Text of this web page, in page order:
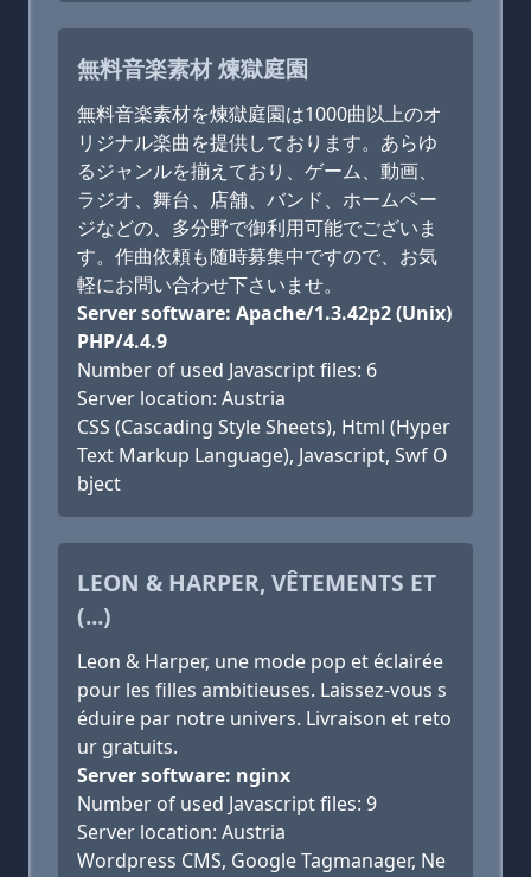
無料音楽素材 煉獄庭園
無料音楽素材を煉獄庭園は1000曲以上のオ
リジナル楽曲を提供しております。あらゆ
るジャンルを揃えており、ゲーム、動画、
ラジオ、舞台、店舗、バンド、ホームペー
ジなどの、多分野で御利用可能でございま
す。作曲依頼も随時募集中ですので、お気
軽にお問い合わせ下さいませ。
Server software: Apache/1.3.42p2 (Unix)
PHP/4.4.9
Number of used Javascript files: 6
Server location: Austria
CSS (Cascading Style Sheets), Html (Hyper
Text Markup Language), Javascript, Swf O
bject
LEON & HARPER, VÊTEMENTS ET
(...)
Leon & Harper, une mode pop et éclairée
pour les filles ambitieuses. Laissez-vous s
éduire par notre univers. Livraison et reto
ur gratuits.
Server software: nginx
Number of used Javascript files: 9
Server location: Austria
Wordpress CMS, Google Tagmanager, Ne